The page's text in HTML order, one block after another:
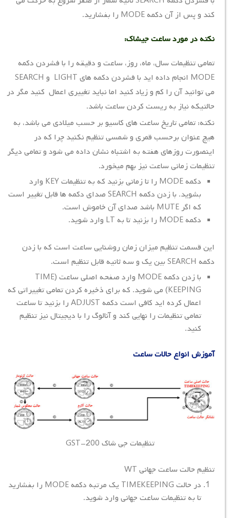
کند و پس از آن دکمه MODE را بفشارید.
نکته در مورد ساعت جیشاک:
تمامی تنظیمات سال، ماه، روز، ساعت و دقیقه را با فشردن دکمه
MODE انجام داده اید با فشردن دکمه های LIGHT و SEARCH
می توانید آن را کم و زیاد کنید اما نباید تغییری اعمال کنید مگر در
حالتیکه نیاز به ریست کردن ساعت باشد.
نکته: تمامی تاریخ ساعت های کاسیو بر حسب میلادی می باشد، به
هیچ عنوان برحسب قمری و شمسی تنظیم نکنید چرا که در
اینصورت روزهای هفته به اشتباه نشان داده می شود و تمامی دیگر
تنظیمات زمانی ساعت نیز بهم میخورد.
دکمه MODE را تا زمانی بزنید که به تنظیمات KEY وارد
بشوید. با زدن دکمه SEARCH صدای دکمه ها قابل تغییر است
که اگر MUTE باشد صدای آن خاموش است.
دکمه MODE را بزنید تا به LT وارد شوید.
این قسمت تنظیم میزان زمان روشنایی ساعت است که با زدن
دکمه SEARCH بین یک و سه ثانیه قابل تنظیم است.
با زدن دکمه MODE وارد صفحه اصلی ساعت (TIME
KEEPING) می شوید. که برای ذخیره کردن تمامی تغییراتی که
اعمال کرده اید کافی است دکمه ADJUST را بزنید تا ساعت
تمامی تنظیمات را نهایی کند و آنالوگ را با دیجیتال نیز تنظیم
کنید.
آموزش انواع حالات ساعت
تنظیمات جی شاک GST-200
تنظیم حالت ساعت جهانی WT
در حالت TIMEKEEPING یک مرتبه دکمه MODE را بفشارید
تا به تنظیمات ساعت جهانی وارد شوید.